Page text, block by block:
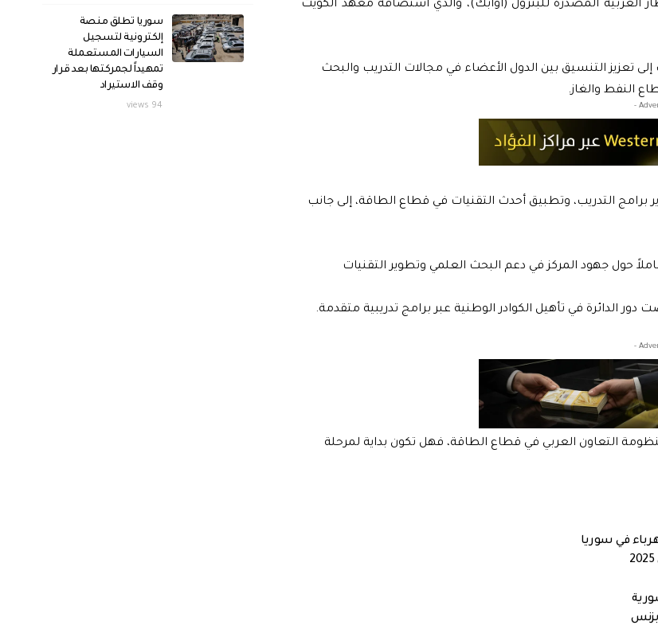
العربية المصدرة للبترول (أوابك)، والذي استضافه معهد الكويت
تعزيز التنسيق بين الدول الأعضاء في مجالات التدريب والبحث
النفط والغاز.
التدريب، وتطبيق أحدث التقنيات في قطاع الطاقة، إلى جانب
حول جهود المركز في دعم البحث العلمي وتطوير التقنيات
الدائرة في تأهيل الكوادر الوطنية عبر برامج تدريبية متقدمة.
التعاون العربي في قطاع الطاقة، فهل تكون بداية لمرحلة
في سوريا
سوريا تطلق منصة
إلكترونية لتسجيل
السيارات المستعملة
تمهيداً لجمركتها بعد قرار
وقف الاستيراد
94 views